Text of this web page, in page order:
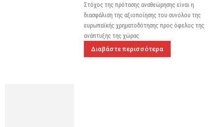
Στόχος της πρότασης αναθεώρησης είναι η
διασφάλιση της αξιοποίησης του συνόλου της
ευρωπαϊκής χρηματοδότησης προς όφελος της
ανάπτυξης της χώρας
Διαβάστε περισσότερα